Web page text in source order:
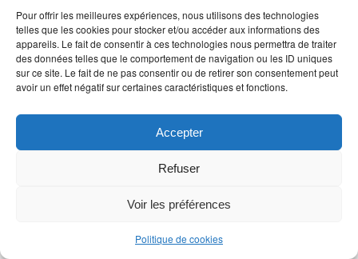
Pour offrir les meilleures expériences, nous utilisons des technologies
telles que les cookies pour stocker et/ou accéder aux informations des
appareils. Le fait de consentir à ces technologies nous permettra de traiter
des données telles que le comportement de navigation ou les ID uniques
sur ce site. Le fait de ne pas consentir ou de retirer son consentement peut
avoir un effet négatif sur certaines caractéristiques et fonctions.
Accepter
Refuser
Voir les préférences
Politique de cookies
Vous devezvous connecterpour publier un
commentaire.